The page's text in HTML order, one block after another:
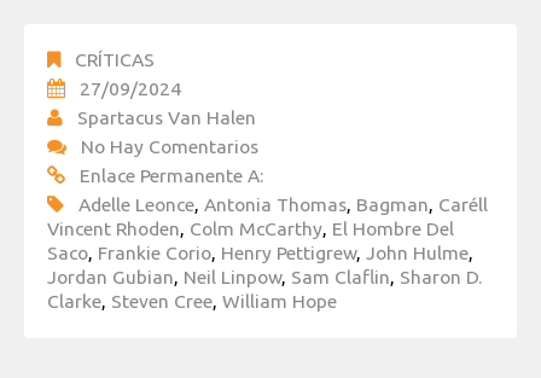
CRÍTICAS
27/09/2024
Spartacus Van Halen
No Hay Comentarios
Enlace Permanente A:
Adelle Leonce, Antonia Thomas, Bagman, Caréll
Vincent Rhoden, Colm McCarthy, El Hombre Del
Saco, Frankie Corio, Henry Pettigrew, John Hulme,
Jordan Gubian, Neil Linpow, Sam Claflin, Sharon D.
Clarke, Steven Cree, William Hope